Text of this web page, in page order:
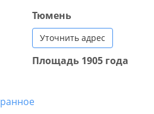
Тюмень
Уточнить адрес
Площадь 1905 года